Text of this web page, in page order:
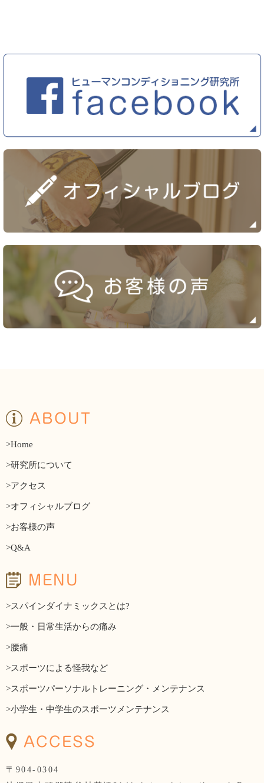
ABOUT
>Home
>研究所について
>アクセス
>オフィシャルブログ
>お客様の声
>Q&A
MENU
>スパインダイナミックスとは?
>一般・日常生活からの痛み
>腰痛
>スポーツによる怪我など
>スポーツパーソナルトレーニング・メンテナンス
>小学生・中学生のスポーツメンテナンス
ACCESS
〒904-0304